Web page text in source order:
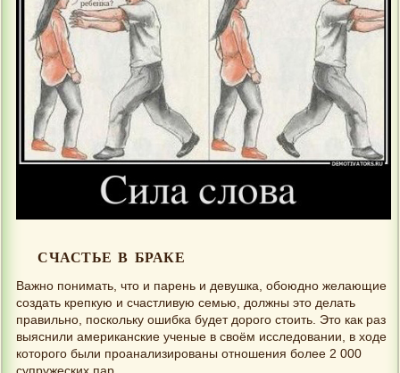
СЧАСТЬЕ В БРАКЕ
Важно понимать, что и парень и девушка, обоюдно желающие
создать крепкую и счастливую семью, должны это делать
правильно, поскольку ошибка будет дорого стоить. Это как раз
выяснили американские ученые в своём исследовании, в ходе
которого были проанализированы отношения более 2 000